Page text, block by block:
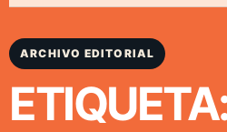
ARCHIVO EDITORIAL